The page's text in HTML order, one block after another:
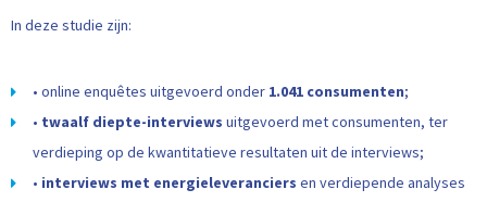
In deze studie zijn:
• online enquêtes uitgevoerd onder 1.041 consumenten;
• twaalf diepte-interviews uitgevoerd met consumenten, ter
verdieping op de kwantitatieve resultaten uit de interviews;
• interviews met energieleveranciers en verdiepende analyses